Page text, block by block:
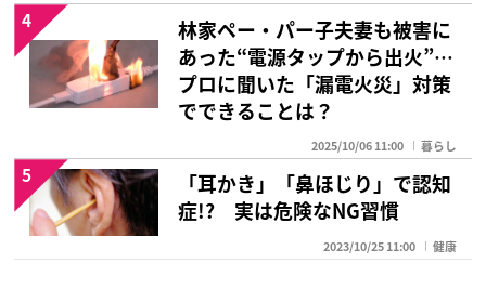
林家ペー・パー子夫妻も被害に
あった“電源タップから出火”…
プロに聞いた「漏電火災」対策
でできることは？
2025/10/06 11:00 暮らし
4
「耳かき」「鼻ほじり」で認知
症!? 実は危険なNG習慣
2023/10/25 11:00 健康
5